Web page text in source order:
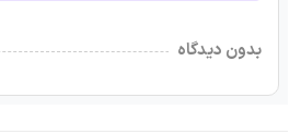
بدون دیدگاه